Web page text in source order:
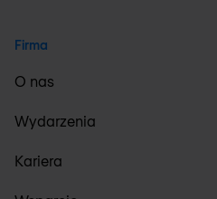
Firma
O nas
Wydarzenia
Kariera